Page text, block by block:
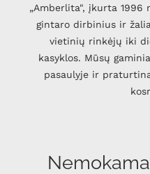
„Amberlita", įkurta 1996
gintaro dirbinius ir
vietinių rinkėjų iki
kasyklos. Mūsų
pasaulyje ir